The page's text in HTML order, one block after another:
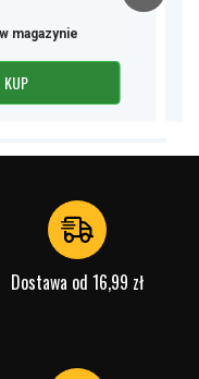
magazynie
KUP
Dostawa od 16,99 zł